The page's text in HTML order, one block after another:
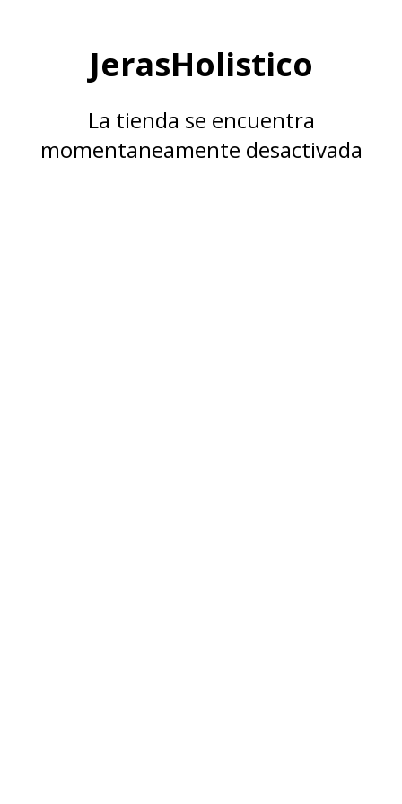
JerasHolistico
La tienda se encuentra
momentaneamente desactivada